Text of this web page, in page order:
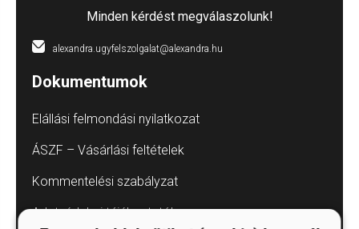
Minden kérdést megválaszolunk!
alexandra.ugyfelszolgalat@alexandra.hu
Dokumentumok
Elállási felmondási nyilatkozat
ÁSZF – Vásárlási feltételek
Kommentelési szabályzat
Adatvédelmi tájékoztatók